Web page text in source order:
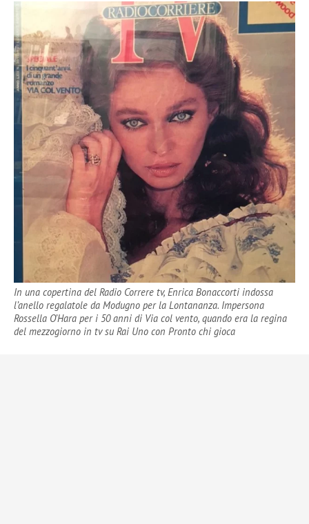
In una copertina del Radio Correre tv, Enrica Bonaccorti indossa
l’anello regalatole da Modugno per la Lontananza. Impersona
Rossella O’Hara per i 50 anni di Via col vento, quando era la regina
del mezzogiorno in tv su Rai Uno con Pronto chi gioca